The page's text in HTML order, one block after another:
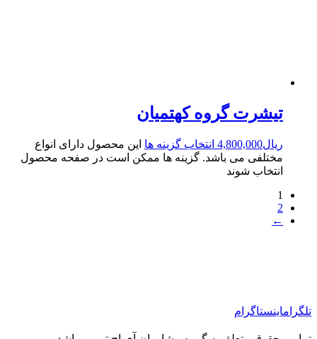
تیشرت گروه کهتمیان
ریال4,800,000 انتخاب گزینه ها این محصول دارای انواع
مختلفی می باشد. گزینه ها ممکن است در صفحه محصول
انتخاب شوند
1
2
←
تلگراماینستاگرام